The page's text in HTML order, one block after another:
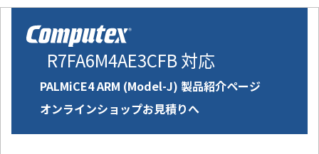
R7FA6M4AE3CFB 対応
PALMiCE4 ARM (Model-J) 製品紹介ページ
オンラインショップお見積りへ